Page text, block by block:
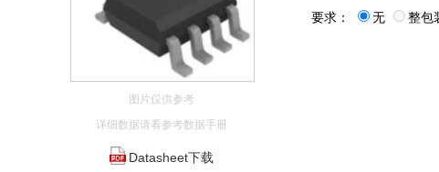
图片仅供参考
详细数据请看参考数据手册
Datasheet下载
要求： 无 整包